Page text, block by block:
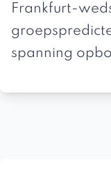
Frankfurt-
spanning